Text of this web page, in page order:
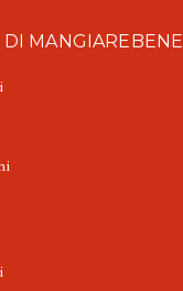
DI MANGIAREBENE